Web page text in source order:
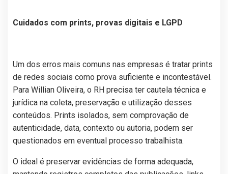
Cuidados com prints, provas digitais e LGPD
Um dos erros mais comuns nas empresas é tratar prints
de redes sociais como prova suficiente e incontestável.
Para Willian Oliveira, o RH precisa ter cautela técnica e
jurídica na coleta, preservação e utilização desses
conteúdos. Prints isolados, sem comprovação de
autenticidade, data, contexto ou autoria, podem ser
questionados em eventual processo trabalhista.
O ideal é preservar evidências de forma adequada,